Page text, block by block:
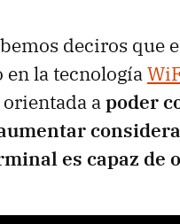
deciros que
la tecnología
apoder
es capaz de